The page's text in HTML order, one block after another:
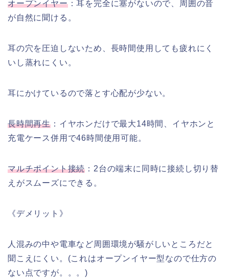
オープンイヤー：耳を完全に塞がないので、周囲の音
が自然に聞ける。
耳の穴を圧迫しないため、長時間使用しても疲れにく
いし蒸れにくい。
耳にかけているので落とす心配が少ない。
長時間再生 ：イヤホンだけで最大14時間、イヤホンと
充電ケース併用で46時間使用可能。
マルチポイント接続 ：2台の端末に同時に接続し切り替
えがスムーズにできる。
《デメリット》
人混みの中や電車など周囲環境が騒がしいところだと
聞こえにくい。(これはオープンイヤー型なので仕方の
ない点ですが。。。)